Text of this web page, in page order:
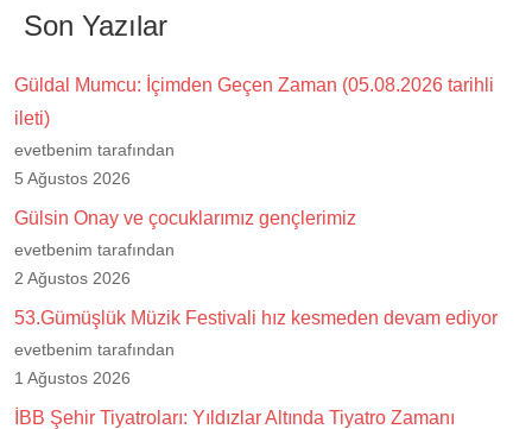
Son Yazılar
Güldal Mumcu: İçimden Geçen Zaman (05.08.2026 tarihli
ileti)
evetbenim tarafından
5 Ağustos 2026
Gülsin Onay ve çocuklarımız gençlerimiz
evetbenim tarafından
2 Ağustos 2026
53.Gümüşlük Müzik Festivali hız kesmeden devam ediyor
evetbenim tarafından
1 Ağustos 2026
İBB Şehir Tiyatroları: Yıldızlar Altında Tiyatro Zamanı